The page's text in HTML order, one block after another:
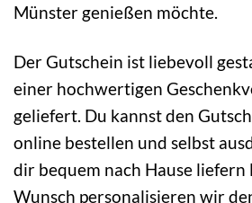
Münster genießen möchte.
Der Gutschein ist liebevoll
einer hochwertigen
geliefert. Du kannst den
online bestellen und selbst
dir bequem nach Hause liefern
Wunsch personalisieren wir